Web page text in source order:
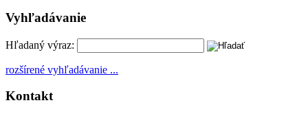
Vyhľadávanie
Hľadaný výraz:
rozšírené vyhľadávanie ...
Kontakt